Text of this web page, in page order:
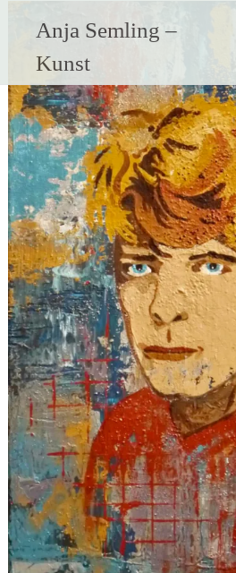
Inhalt
springen
Anja Semling –
Kunst